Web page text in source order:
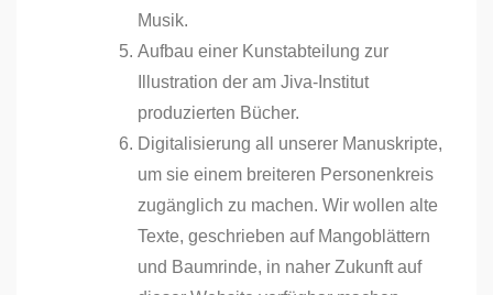
Musik.
Aufbau einer Kunstabteilung zur
Illustration der am Jiva-Institut
produzierten Bücher.
Digitalisierung all unserer Manuskripte,
um sie einem breiteren Personenkreis
zugänglich zu machen. Wir wollen alte
Texte, geschrieben auf Mangoblättern
und Baumrinde, in naher Zukunft auf